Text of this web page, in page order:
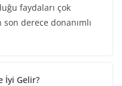
faydaları çok
derece donanımlı
İyi Gelir?